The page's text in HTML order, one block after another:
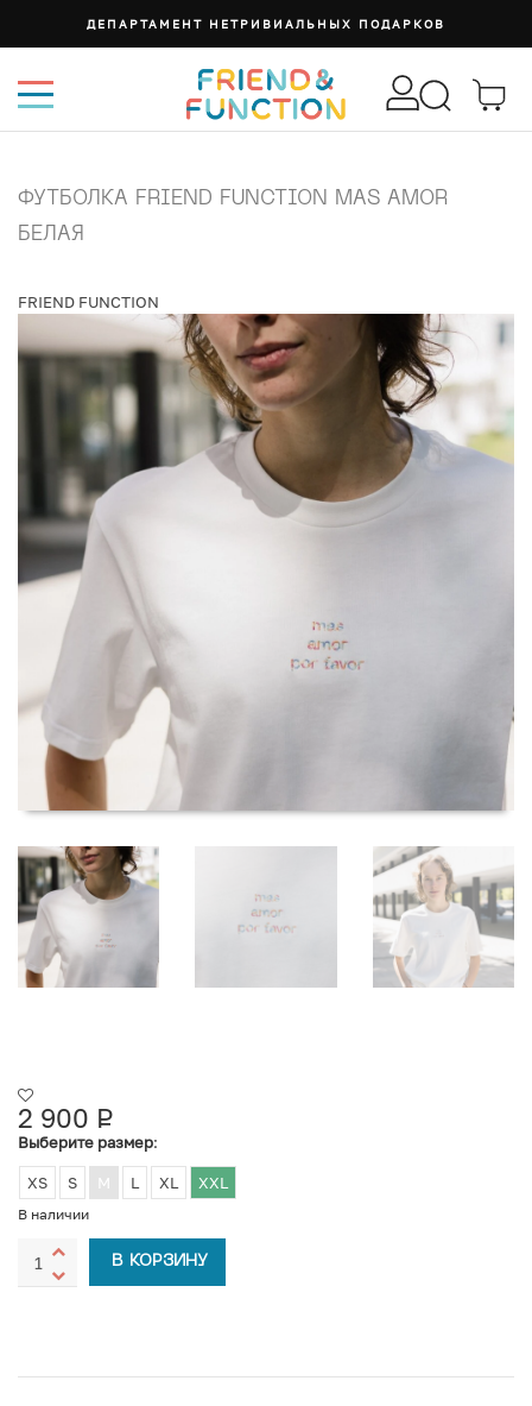
ДЕПАРТАМЕНТ НЕТРИВИАЛЬНЫХ ПОДАРКОВ
ФУТБОЛКА FRIEND FUNCTION MAS AMOR
БЕЛАЯ
FRIEND FUNCTION
2 900 Р
УБ.
Выберите размер:
XS S M L XL XXL
В наличии
В КОРЗИНУ